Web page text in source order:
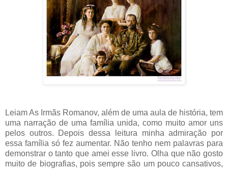
Leiam As Irmãs Romanov, além de uma aula de história, tem
uma narração de uma família unida, como muito amor uns
pelos outros. Depois dessa leitura minha admiração por
essa família só fez aumentar. Não tenho nem palavras para
demonstrar o tanto que amei esse livro. Olha que não gosto
muito de biografias, pois sempre são um pouco cansativos,